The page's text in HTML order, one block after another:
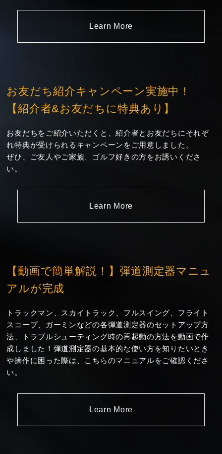
Learn More
お友だち紹介キャンペーン実施中！
【紹介者&お友だちに特典あり】
お友だちをご紹介いただくと、紹介者とお友だちにそれぞ
れ特典が受けられるキャンペーンをご用意しました。
ぜひ、ご友人やご家族、ゴルフ好きの方をお誘いくださ
い。
Learn More
【動画で簡単解説！】弾道測定器マニュ
アルが完成
トラックマン、スカイトラック、フルスイング、フライト
スコープ、ガーミンなどの各弾道測定器のセットアップ方
法、トラブルシューティング時の再起動の方法を動画で作
成しました！弾道測定器の基本的な使い方を知りたいとき
や操作に困った際は、こちらのマニュアルをご確認くださ
い。
Learn More